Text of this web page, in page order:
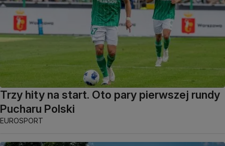
Trzy hity na start. Oto pary pierwszej rundy
Pucharu Polski
EUROSPORT